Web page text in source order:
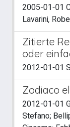
2005-01-01
Lavarini,
Zitierte
oder
2012-01-01
Zodiaco
2012-01-01
Stefano;